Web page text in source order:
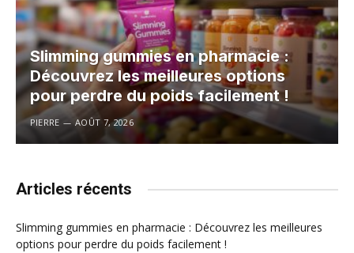
Slimming gummies en pharmacie :
Découvrez les meilleures options
pour perdre du poids facilement !
PIERRE AOÛT 7, 2026
Articles récents
Slimming gummies en pharmacie : Découvrez les meilleures
options pour perdre du poids facilement !